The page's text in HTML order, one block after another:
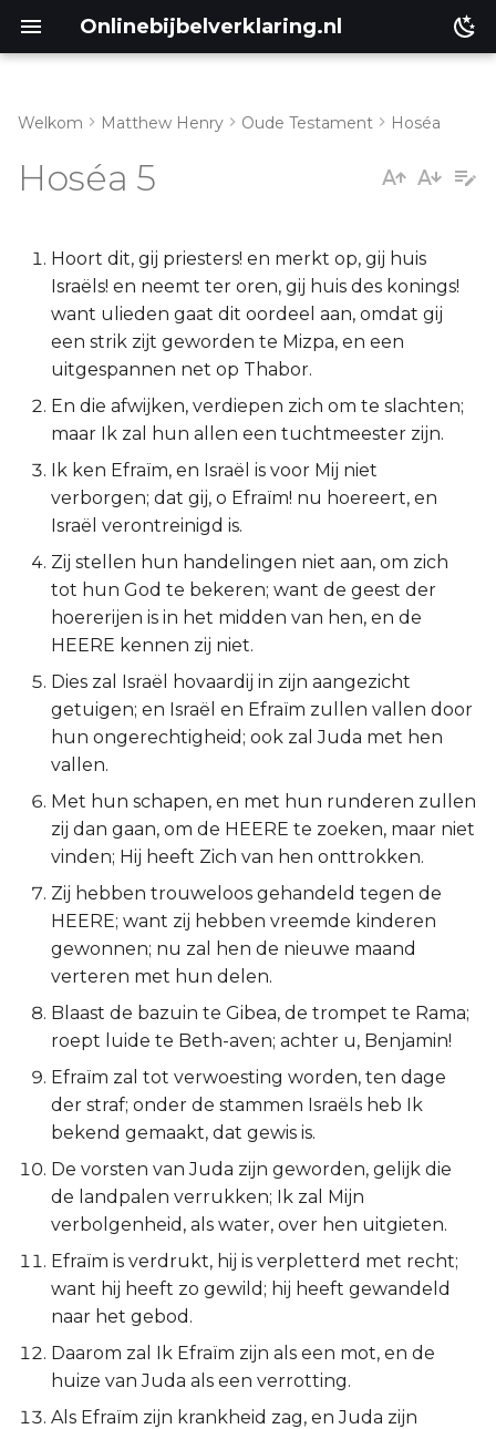
Onlinebijbelverklaring.nl
Hoséa 5:8-15
Lukas
Johannes
Handelingen
Romeinen
1 Korinthe
2 Korinthe
Galaten
Éfeze
Filipenzen
Kolossenzen
1 Thessalonicenzen
2 Thessalonicenzen
1 Timótheüs
2 Timótheüs
Titus
Filémon
Hebreeën
Jakobus
1 Petrus
2 Petrus
1 Johannes
Welkom Matthew Henry Oude Testament Hoséa
Hoséa 5
Hoort dit, gij priesters! en merkt op, gij huis
Israëls! en neemt ter oren, gij huis des konings!
want ulieden gaat dit oordeel aan, omdat gij
een strik zijt geworden te Mizpa, en een
uitgespannen net op Thabor.
En die afwijken, verdiepen zich om te slachten;
maar Ik zal hun allen een tuchtmeester zijn.
Ik ken Efraïm, en Israël is voor Mij niet
verborgen; dat gij, o Efraïm! nu hoereert, en
Israël verontreinigd is.
Zij stellen hun handelingen niet aan, om zich
tot hun God te bekeren; want de geest der
hoererijen is in het midden van hen, en de
HEERE kennen zij niet.
Dies zal Israël hovaardij in zijn aangezicht
getuigen; en Israël en Efraïm zullen vallen door
hun ongerechtigheid; ook zal Juda met hen
vallen.
Met hun schapen, en met hun runderen zullen
zij dan gaan, om de HEERE te zoeken, maar niet
vinden; Hij heeft Zich van hen onttrokken.
Zij hebben trouweloos gehandeld tegen de
HEERE; want zij hebben vreemde kinderen
gewonnen; nu zal hen de nieuwe maand
verteren met hun delen.
Blaast de bazuin te Gibea, de trompet te Rama;
roept luide te Beth-aven; achter u, Benjamin!
Efraïm zal tot verwoesting worden, ten dage
der straf; onder de stammen Israëls heb Ik
bekend gemaakt, dat gewis is.
De vorsten van Juda zijn geworden, gelijk die
de landpalen verrukken; Ik zal Mijn
verbolgenheid, als water, over hen uitgieten.
Efraïm is verdrukt, hij is verpletterd met recht;
want hij heeft zo gewild; hij heeft gewandeld
naar het gebod.
Daarom zal Ik Efraïm zijn als een mot, en de
huize van Juda als een verrotting.
Als Efraïm zijn krankheid zag, en Juda zijn